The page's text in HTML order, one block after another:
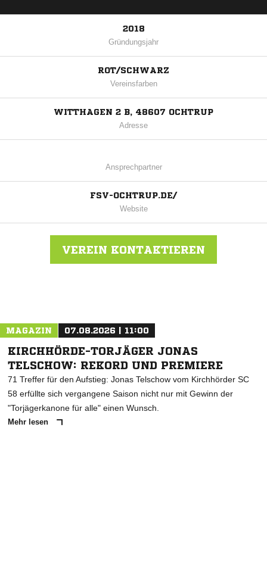
2018
Gründungsjahr
ROT/SCHWARZ
Vereinsfarben
WITTHAGEN 2 B, 48607 OCHTRUP
Adresse
Ansprechpartner
FSV-OCHTRUP.DE/
Website
VEREIN KONTAKTIEREN
MAGAZIN 07.08.2026 | 11:00
KIRCHHÖRDE-TORJÄGER JONAS
TELSCHOW: REKORD UND PREMIERE
71 Treffer für den Aufstieg: Jonas Telschow vom Kirchhörder SC
58 erfüllte sich vergangene Saison nicht nur mit Gewinn der
"Torjägerkanone für alle" einen Wunsch.
Mehr lesen